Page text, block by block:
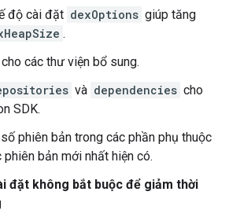
độ cài đặt dexOptions giúp tăng
.
các thư viện bổ sung.
và dependencies cho
SDK.
phiên bản trong các phần phụ thuộc
phiên bản mới nhất hiện có.
đặt không bắt buộc để giảm thời